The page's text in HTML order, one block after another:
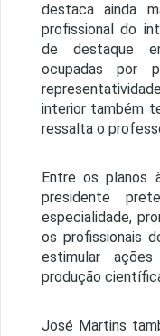
destaca ainda
profissional do
de destaque
ocupadas por
interior também
ressalta o
Entre os planos
presidente
especialidade,
os profissionais
estimular
produção
José Martins